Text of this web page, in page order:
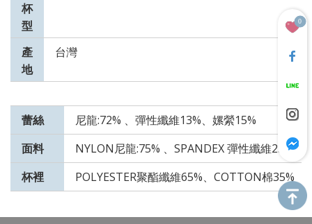
杯
型
產
地
台灣
蕾絲
尼龍:72% 、彈性纖維13%、嫘縈15%
面料
NYLON尼龍:75% 、SPANDEX 彈性纖維25%
杯裡
POLYESTER聚酯纖維65%、COTTON棉35%
0